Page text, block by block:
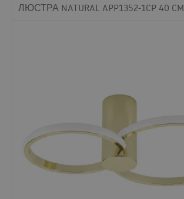
ЛЮСТРА NATURAL APP1352-1CP 40 CM